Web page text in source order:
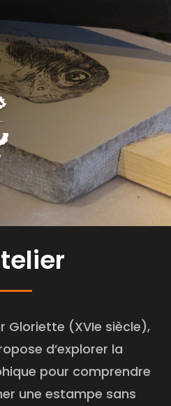
Gloriette (XVIe siècle),
d’explorer la
pour comprendre
une estampe sans